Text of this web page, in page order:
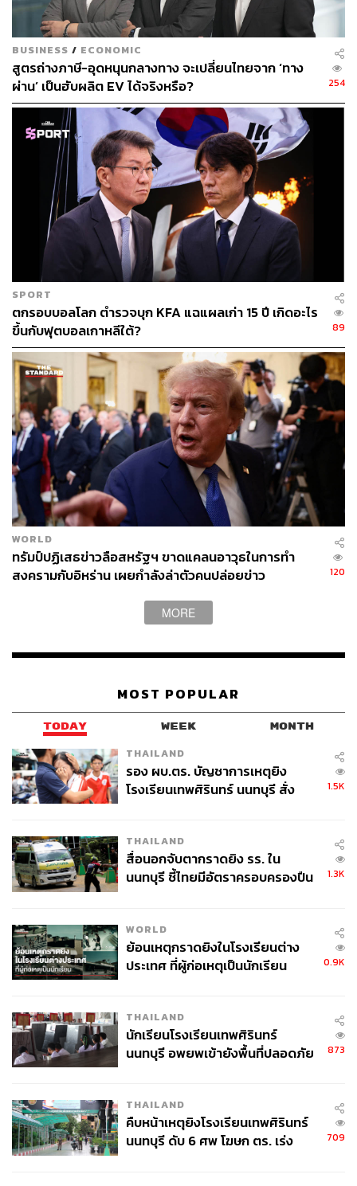
จากการนำเข้าและจากบริษัทต่างประเทศที่มีการผลิตใน
ประเทศจีน แม้จะทุ่มเงินหลายพันล้านดอลลาร์ในการพัฒนา
อุตสาหกรรม แต่บริษัทชิปของจีน นำโดย SMIC ก็ยังครอง
ตลาดได้ไม่ถึง 10%
เจมส์ ลี ผู้ช่วยนักวิจัยจาก Academia Sinica ในไต้หวัน ระบุ
ว่า จีนต้องพึ่งพาไต้หวัน เพราะบริษัทออกแบบเซมิ
คอนดักเตอร์ของจีนมีกำลังการผลิตที่จำกัด โดยเฉพาะอย่าง
ยิ่งการผลิตชิปขั้นสูง แม้ว่าเมื่อเร็วๆ นี้มีรายงานว่า SMIC ได้
พัฒนาความสามารถในการผลิตชิปขนาด 7 นาโนเมตร
อย่างไรก็ตาม การพัฒนาดังกล่าวยังอยู่ในช่วงเริ่มต้น และยัง
ตามหลัง TSMC และ Samsung อยู่
ก่อนหน้านี้ประธานาธิบดี สีจิ้นผิง เคยกล่าวถึงการพึ่งพา
เทคโนโลยีจากต่างประเทศว่าเป็น “อันตรายที่ซ่อนเร้นที่สุด”
ที่จีนกำลังเผชิญ และให้คำมั่นที่จะจัดหาชิปให้เพียงพอ
โดยภายใต้โครงการริเริ่ม ‘Made in China’ ปักกิ่งได้ให้คำมั่น
ว่าจะทุ่มเงิน 1.4 ล้านล้านดอลลาร์ระหว่างปี 2020-2025 ใน
อุตสาหกรรมไฮเทค รวมถึงเซมิคอนดักเตอร์ โดยตามการ
วิจัยของ TechNode ในปี 2020 เพียงปีเดียว บริษัทเซมิ
คอนดักเตอร์ของจีนได้รับเงินลงทุนกว่า 2.27 แสนล้านหยวน
นับเป็นการเพิ่มขึ้น 4 เท่าจากปีก่อนหน้า
เจมส์ ลี ยังมองว่า จีนไม่น่าจะใช้มาตรการคว่ำบาตรต่อ
อุตสาหกรรมเซมิคอนดักเตอร์ ขณะที่ยังคงพึ่งพาบริษัท
ไต้หวันในการผลิต แต่สิ่งนี้อาจเปลี่ยนแปลงได้หากปักกิ่ง
สามารถพัฒนากำลังการผลิตให้แข็งแกร่งได้ แต่อาจใช้เวลา
นานอีกหลายปี
ทำไมไต้หวันถึงกลายเป็นจุดสนใจในช่วงครึ่งปีที่ผ่านมา?
เดล โคปแลนด์ ศาสตราจารย์ด้านกิจการระหว่างประเทศจาก
มองว่า แม้ไต้หวันจะเป็นชนวนของความขัดแย้งระหว่างจีน
อาจเกี่ยวข้องกับการประชุมใหญ่ระดับชาติของพรรค
คอมมิวนิสต์จีนที่กำลังจะมีขึ้น ซึ่ง สีจิ้นผิง คาดว่าจะได้รับ
ความไว้วางใจให้ดำรงตำแหน่งหัวหน้าพรรคเป็นสมัยที่ 3
ตลอดระยะเวลาที่ดำรงตำแหน่งผู้นำจีน สีจิ้นผิง พยายามสร้าง
ชื่อเสียงด้านการฟื้นฟูชาติจีนให้แก่ตนเอง และในมุมมองของ
กลับคืนมาไม่ช้าก็เร็ว เพื่อรักษาความชอบธรรมในการเป็น
ผู้นำไว้
นอกจากนี้หลายฝ่ายยังมองว่า การที่ สีจิ้นผิง กดดันและเข้ม
(Decoupling) เซมิคอนดักเตอร์ไฮเทคและอุปกรณ์ที่จำเป็นใน
การผลิตออกจากจีน
เดล โคปแลนด์ ระบุอีกว่า ความกังวลดังกล่าวกำลังเพิ่มขึ้น
หน้าสหรัฐฯ ในด้านอำนาจทางเศรษฐกิจและเทคโนโลยี
หลายปีที่ผ่านมาจีนพยายามลดการพึ่งพาการผลิตชิปเซมิ
สินค้าจำนวนมาก ตั้งแต่สมาร์ทโฟนไปจนถึงรถยนต์ไร้คนขับ
อย่างไรก็ตาม จีนยังคงพึ่งพาไต้หวันอย่างมากสำหรับชิป
ไฮเทคเกือบทั้งหมดและชิปพื้นฐานส่วนใหญ่ที่ใช้
BUSINESS / ECONOMIC
สูตรถ่างภาษี-อุดหนุนกลางทาง จะเปลี่ยนไทยจาก ‘ทาง
ผ่าน’ เป็นฮับผลิต EV ได้จริงหรือ?
254
SPORT
ตกรอบบอลโลก ตำรวจบุก KFA แฉแผลเก่า 15 ปี เกิดอะไร
ขึ้นกับฟุตบอลเกาหลีใต้?
89
WORLD
ทรัมป์ปฏิเสธข่าวลือสหรัฐฯ ขาดแคลนอาวุธในการทำ
สงครามกับอิหร่าน เผยกำลังล่าตัวคนปล่อยข่าว
120
MORE
MOST POPULAR
TODAY WEEK MONTH
THAILAND
รอง ผบ.ตร. บัญชาการเหตุยิง
โรงเรียนเทพศิรินทร์ นนทบุรี สั่ง
1.5K
THAILAND
สื่อนอกจับตากราดยิง รร. ใน
นนทบุรี ชี้ไทยมีอัตราครอบครองปืน
1.3K
WORLD
ย้อนเหตุกราดยิงในโรงเรียนต่าง
ประเทศ ที่ผู้ก่อเหตุเป็นนักเรียน
0.9K
THAILAND
นักเรียนโรงเรียนเทพศิรินทร์
นนทบุรี อพยพเข้ายังพื้นที่ปลอดภัย
873
THAILAND
คืบหน้าเหตุยิงโรงเรียนเทพศิรินทร์
นนทบุรี ดับ 6 ศพ โฆษก ตร. เร่ง
709